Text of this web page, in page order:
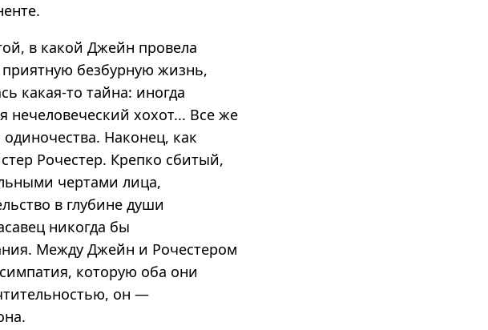
в какой Джейн провела
безбурную жизнь,
какая-то тайна: иногда
хохот... Все же
Наконец, как
Рочестер. Крепко сбитый,
чертами лица,
в глубине души
никогда бы
Между Джейн и Рочестером
которую оба они
он —